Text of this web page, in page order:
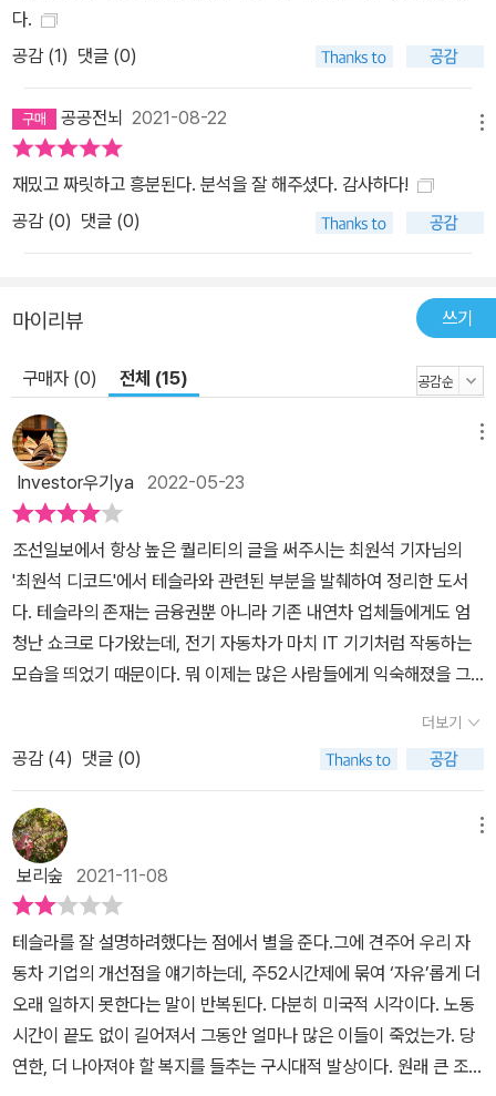
나타날 수 있다. 모빌리티 혁명이 제조·에너지·통신·서비스·AI 등 다양
이고, 향후 5년 내 사라지는 기업, 그리고 뜨는 기업이 생겨날 것이다.
흥미로운 것은 “자동차 회사는 테슬라를 증오하지만, IT 회사는 테슬
라를 사랑한다”는 것이다. 자신들이 자동차 업계의 구글 안드로이드
같은 존재가 될 기회를 노리기 때문이다. ‘테슬라 쇼크’는 한국의 4대
그룹, 즉 삼성·현대차·LG·SK는 물론이고 네이버·카카오 등 IT 회사
하든지 아니면 망하든지, 둘 중 하나’라는 위기의식이 퍼지고 있다. 한
너리 CEO 일론 머스크’ 테슬라 쇼크에 맞서기 위해선 어떻게 해야
하며 우리가 반드시 고민해봐야 할 중요한 시사점을 풀어간다. 한때
사기꾼과 프런티어를 가르는 칼날 위에 있던 머스크. 100년 자동차
산업 역사에 ‘굴러들어온 돌’이던 그는 어떻게 오늘날 세계 최고의 비
한 그의 비전, 그리고 그 비전을 현실로 옮기는 무서운 실행력, 실행을
가능케 하는 강력한 기술 리더십을 책에서 자세히 살펴볼 수 있다. 미
래는 예측하는 게 아니라 만들어가는 것이라고들 한다. 미래를 만들
어가는 테슬라와 일론 머스크를 최초로 분석한 《테슬라 쇼크》를 통해
지금 우리가 무엇을 어떻게 해야 할지 힌트를 얻을 수 있을 것이다.
다.
공감 (1) 댓글 (0)
공공전뇌 2021-08-22
재밌고 짜릿하고 흥분된다. 분석을 잘 해주셨다. 감사하다!
공감 (0) 댓글 (0)
마이리뷰 쓰기
구매자 (0) 전체 (15)
Investor우기ya 2022-05-23
조선일보에서 항상 높은 퀄리티의 글을 써주시는 최원석 기자님의
'최원석 디코드'에서 테슬라와 관련된 부분을 발췌하여 정리한 도서
다. 테슬라의 존재는 금융권뿐 아니라 기존 내연차 업체들에게도 엄
청난 쇼크로 다가왔는데, 전기 자동차가 마치 IT 기기처럼 작동하는
모습을 띄었기 때문이다. 뭐 이제는 많은 사람들에게 익숙해졌을 그
뀌는데, 앞으로는 상당기간 테슬라가 그 자리를 차지할 것으로 예상
되는 만큼, 투자 혹은 경제 전반의 변화에 대해서 관심이 있는 사람들
이라면, 읽어봄직한 도서다.
더보기
공감 (4) 댓글 (0)
보리숲 2021-11-08
테슬라를 잘 설명하려했다는 점에서 별을 준다.그에 견주어 우리 자
동차 기업의 개선점을 얘기하는데, 주52시간제에 묶여 ‘자유’롭게 더
오래 일하지 못한다는 말이 반복된다. 다분히 미국적 시각이다. 노동
시간이 끝도 없이 길어져서 그동안 얼마나 많은 이들이 죽었는가. 당
연한, 더 나아져야 할 복지를 들추는 구시대적 발상이다. 원래 큰 조직